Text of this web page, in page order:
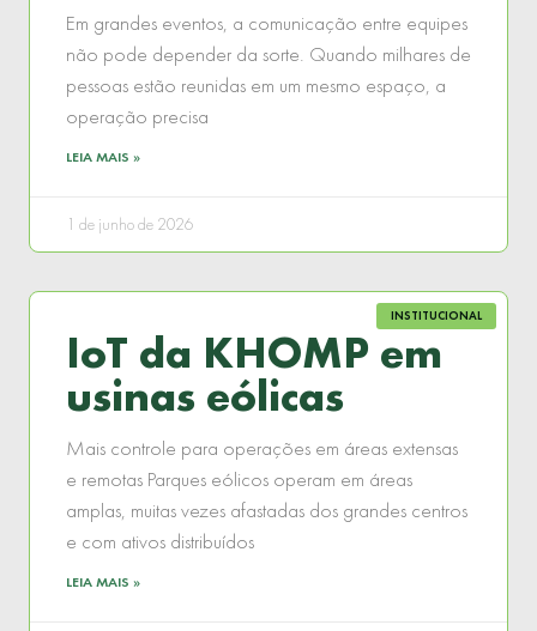
Em grandes eventos, a comunicação entre equipes
não pode depender da sorte. Quando milhares de
pessoas estão reunidas em um mesmo espaço, a
operação precisa
LEIA MAIS »
1 de junho de 2026
INSTITUCIONAL
IoT da KHOMP em
usinas eólicas
Mais controle para operações em áreas extensas
e remotas Parques eólicos operam em áreas
amplas, muitas vezes afastadas dos grandes centros
e com ativos distribuídos
LEIA MAIS »